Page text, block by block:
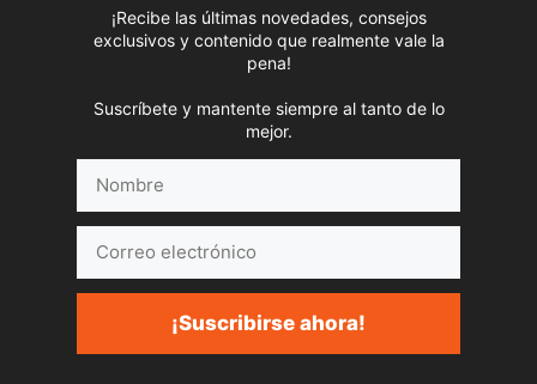
¡Recibe las últimas novedades, consejos
exclusivos y contenido que realmente vale la
pena!
Suscríbete y mantente siempre al tanto de lo
mejor.
electrónico
¡Suscribirse ahora!